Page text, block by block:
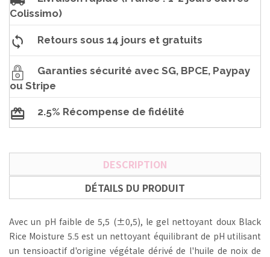
Colissimo)
Retours sous 14 jours et gratuits
Garanties sécurité avec SG, BPCE, Paypay
ou Stripe
2.5% Récompense de fidélité
DESCRIPTION
DÉTAILS DU PRODUIT
Avec un pH faible de 5,5 (±0,5), le gel nettoyant doux Black
Rice Moisture 5.5 est un nettoyant équilibrant de pH utilisant
un tensioactif d'origine végétale dérivé de l'huile de noix de